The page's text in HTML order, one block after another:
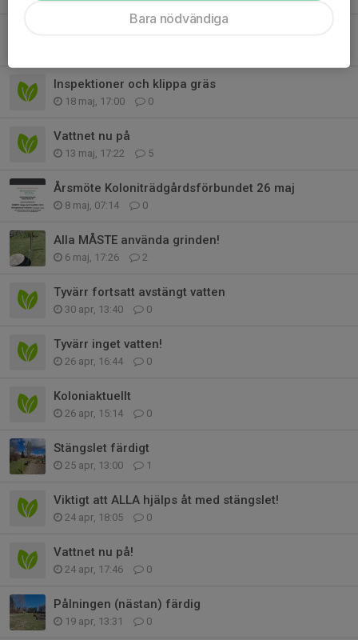
Inspektioner och klippa gräs
18 maj, 17:00 0
Vattnet nu på
13 maj, 17:22 5
Årsmöte Koloniträdgårdsförbundet 26 maj
8 maj, 07:14 0
Alla MÅSTE använda grinden!
6 maj, 17:26 2
Tyvärr fortsatt avstängt vatten
30 apr, 13:40 0
Tyvärr inget vatten!
26 apr, 16:44 0
Koloniaktuellt
26 apr, 15:14 0
Stängslet färdigt
25 apr, 13:00 1
Viktigt att ALLA hjälps åt med stängslet!
24 apr, 18:05 0
Vattnet nu på!
24 apr, 17:46 0
Pålningen (nästan) färdig
19 apr, 13:31 0
Bara nödvändiga